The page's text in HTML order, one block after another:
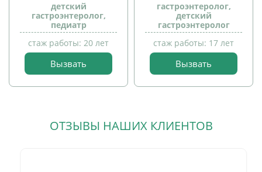
детей
детский
гастроэнтеролог,
педиатр
стаж работы: 20 лет
Вызвать
прием
детей
гастроэнтеролог,
детский
гастроэнтеролог
стаж работы: 17 лет
Вызвать
ОТЗЫВЫ НАШИХ КЛИЕНТОВ